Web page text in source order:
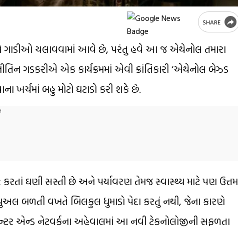
SHARE
ગાડીઓ ચલાવવામાં આવે છે, પરંતુ હવે આ જ એથેનોલ તમારા
ગડકરીએ એક કાર્યક્રમમાં એવી ક્રાંતિકારી ‘એથેનોલ બેઝ્ડ
ખર્ચમાં બહુ મોટો ઘટાડો કરી શકે છે.
ઘણી સસ્તી છે અને પર્યાવરણ તેમજ સ્વાસ્થ્ય માટે પણ ઉત્તમ
બળતી વખતે બિલકુલ ધુમાડો પેદા કરતું નથી, જેના કારણે
એન્ડ નેટવર્કના અહેવાલમાં આ નવી ટેકનોલોજીની સફળતા